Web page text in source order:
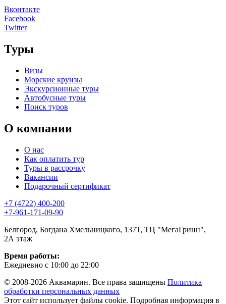
Вконтакте
Facebook
Twitter
Туры
Визы
Морские круизы
Экскурсионные туры
Автобусные туры
Поиск туров
О компании
О нас
Как оплатить тур
Туры в рассрочку
Вакансии
Подарочный сертификат
+7 (4722) 400-200
+7-961-171-09-90
Белгород, Богдана Хмельницкого, 137Т, ТЦ "МегаГринн",
2А этаж
Время работы:
Ежедневно с 10:00 до 22:00
© 2008-2026 Аквамарин. Все права защищены Политика
обработки персональных данных
Этот сайт использует файлы cookie. Подробная информация в